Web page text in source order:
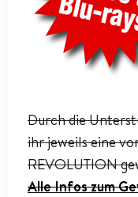
Durch die
ihr jeweils eine
REVOLUTION
Alle Infos zum